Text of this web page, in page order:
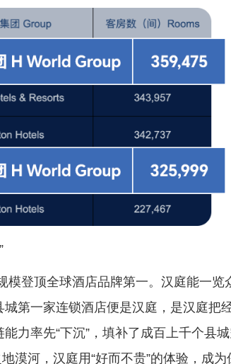
登顶全球酒店品牌第一。汉庭能一览
第一家连锁酒店便是汉庭，是汉庭把
力率先“下沉”，填补了成百上千个县
漠河，汉庭用“好而不贵”的体验，成为